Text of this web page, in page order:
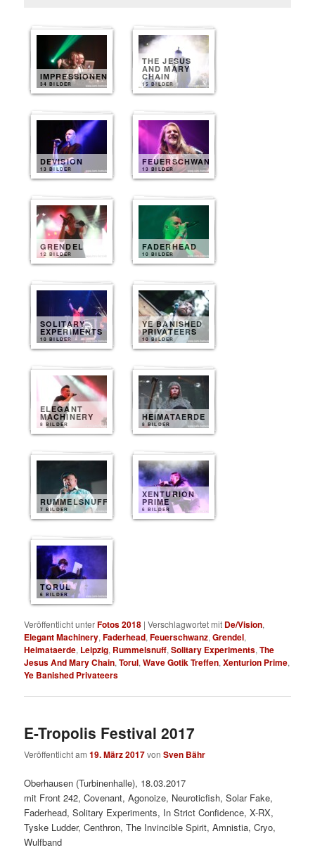
IMPRESSIONEN
34 BILDER
THE JESUS
AND MARY
CHAIN
15 BILDER
DEVISION
13 BILDER
FEUERSCHWANZ
13 BILDER
GRENDEL
12 BILDER
FADERHEAD
10 BILDER
SOLITARY
EXPERIMENTS
10 BILDER
YE BANISHED
PRIVATEERS
10 BILDER
ELEGANT
MACHINERY
8 BILDER
HEIMATAERDE
8 BILDER
RUMMELSNUFF
7 BILDER
XENTURION
PRIME
6 BILDER
TORUL
6 BILDER
Veröffentlicht unterFotos 2018 |Verschlagwortet mit De/Vision,
Elegant Machinery,Faderhead,Feuerschwanz,Grendel,
Heimataerde, Leipzig, Rummelsnuff,Solitary Experiments,The
Jesus And Mary Chain,Torul,Wave Gotik Treffen,Xenturion Prime,
Ye Banished Privateers
E-Tropolis Festival 2017
Veröffentlicht am19. März 2017vonSven Bähr
Oberhausen (Turbinenhalle), 18.03.2017
mit Front 242, Covenant, Agonoize, Neuroticfish, Solar Fake,
Faderhead, Solitary Experiments, In Strict Confidence, X-RX,
Tyske Ludder, Centhron, The Invincible Spirit, Amnistia, Cryo,
Wulfband